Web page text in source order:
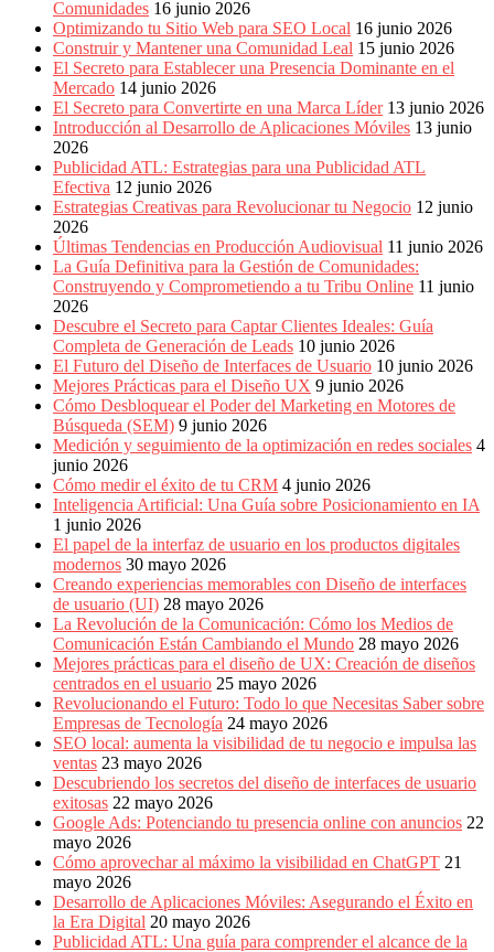
Comunidades 16 junio 2026
Optimizando tu Sitio Web para SEO Local 16 junio 2026
Construir y Mantener una Comunidad Leal 15 junio 2026
El Secreto para Establecer una Presencia Dominante en el
Mercado 14 junio 2026
El Secreto para Convertirte en una Marca Líder 13 junio 2026
Introducción al Desarrollo de Aplicaciones Móviles 13 junio
2026
Publicidad ATL: Estrategias para una Publicidad ATL
Efectiva 12 junio 2026
Estrategias Creativas para Revolucionar tu Negocio 12 junio
2026
Últimas Tendencias en Producción Audiovisual 11 junio 2026
La Guía Definitiva para la Gestión de Comunidades:
Construyendo y Comprometiendo a tu Tribu Online 11 junio
2026
Descubre el Secreto para Captar Clientes Ideales: Guía
Completa de Generación de Leads 10 junio 2026
El Futuro del Diseño de Interfaces de Usuario 10 junio 2026
Mejores Prácticas para el Diseño UX 9 junio 2026
Cómo Desbloquear el Poder del Marketing en Motores de
Búsqueda (SEM) 9 junio 2026
Medición y seguimiento de la optimización en redes sociales 4
junio 2026
Cómo medir el éxito de tu CRM 4 junio 2026
Inteligencia Artificial: Una Guía sobre Posicionamiento en IA
1 junio 2026
El papel de la interfaz de usuario en los productos digitales
modernos 30 mayo 2026
Creando experiencias memorables con Diseño de interfaces
de usuario (UI) 28 mayo 2026
La Revolución de la Comunicación: Cómo los Medios de
Comunicación Están Cambiando el Mundo 28 mayo 2026
Mejores prácticas para el diseño de UX: Creación de diseños
centrados en el usuario 25 mayo 2026
Revolucionando el Futuro: Todo lo que Necesitas Saber sobre
Empresas de Tecnología 24 mayo 2026
SEO local: aumenta la visibilidad de tu negocio e impulsa las
ventas 23 mayo 2026
Descubriendo los secretos del diseño de interfaces de usuario
exitosas 22 mayo 2026
Google Ads: Potenciando tu presencia online con anuncios 22
mayo 2026
Cómo aprovechar al máximo la visibilidad en ChatGPT 21
mayo 2026
Desarrollo de Aplicaciones Móviles: Asegurando el Éxito en
la Era Digital 20 mayo 2026
Publicidad ATL: Una guía para comprender el alcance de la